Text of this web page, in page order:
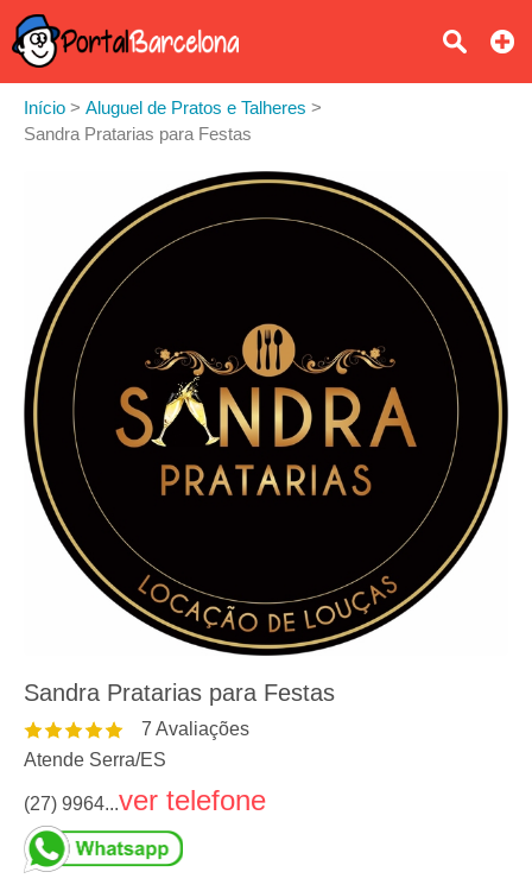
Início > Aluguel de Pratos e Talheres >
Sandra Pratarias para Festas
Sandra Pratarias para Festas
7 Avaliações
Atende Serra/ES
(27) 9964...ver telefone